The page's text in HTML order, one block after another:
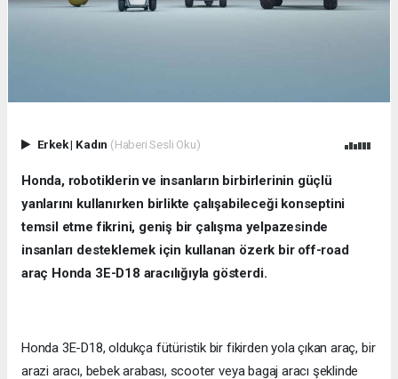
Erkek| Kadın (Haberi Sesli Oku)
Honda, robotiklerin ve insanların birbirlerinin güçlü
yanlarını kullanırken birlikte çalışabileceği konseptini
temsil etme fikrini, geniş bir çalışma yelpazesinde
insanları desteklemek için kullanan özerk bir off-road
araç Honda 3E-D18 aracılığıyla gösterdi.
Honda 3E-D18, oldukça fütüristik bir fikirden yola çıkan araç, bir
arazi aracı, bebek arabası, scooter veya bagaj aracı şeklinde